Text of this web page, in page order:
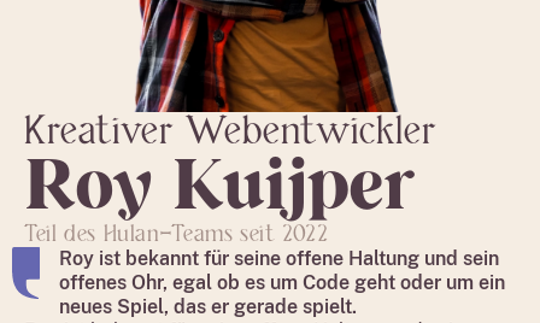
Kreativer Webentwickler
Roy Kuijper
Teil des Hulan-Teams seit 2022
Roy ist bekannt für seine offene Haltung und sein
offenes Ohr, egal ob es um Code geht oder um ein
neues Spiel, das er gerade spielt.